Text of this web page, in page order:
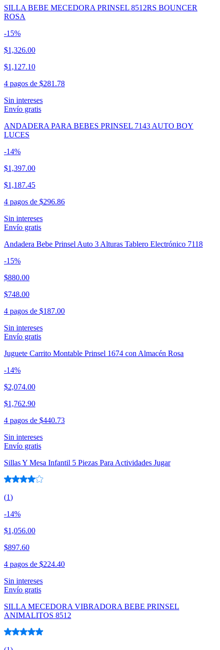
SILLA BEBE MECEDORA PRINSEL 8512RS BOUNCER
ROSA
-15%
$1,326.00
$1,127.10
4 pagos de $281.78
Sin intereses
Envío gratis
ANDADERA PARA BEBES PRINSEL 7143 AUTO BOY
LUCES
-14%
$1,397.00
$1,187.45
4 pagos de $296.86
Sin intereses
Envío gratis
Andadera Bebe Prinsel Auto 3 Alturas Tablero Electrónico 7118
-15%
$880.00
$748.00
4 pagos de $187.00
Sin intereses
Envío gratis
Juguete Carrito Montable Prinsel 1674 con Almacén Rosa
-14%
$2,074.00
$1,762.90
4 pagos de $440.73
Sin intereses
Envío gratis
Sillas Y Mesa Infantil 5 Piezas Para Actividades Jugar
(1)
-14%
$1,056.00
$897.60
4 pagos de $224.40
Sin intereses
Envío gratis
SILLA MECEDORA VIBRADORA BEBE PRINSEL
ANIMALITOS 8512